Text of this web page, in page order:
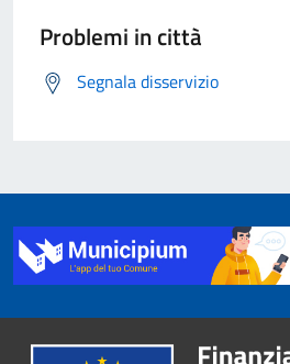
Problemi in città
Segnala disservizio